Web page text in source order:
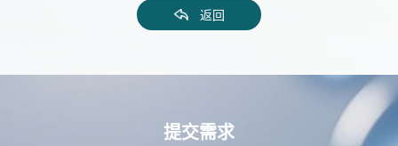
返回
提交需求